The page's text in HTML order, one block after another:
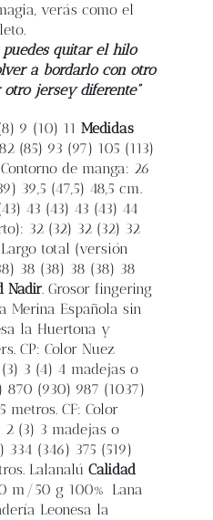
verás como el
puedes quitar el hilo
a bordarlo con otro
jersey diferente”
9 (10) 11 Medidas
(85) 93 (97) 105 (113)
de manga: 26
39,5 (47,5) 48,5 cm.
43 (43) 43 (43) 44
32 (32) 32 (32) 32
total (versión
38 (38) 38 (38) 38
Nadir. Grosor fingering
Española sin
la Huertona y
CP: Color Nuez
3 (4) 4 madejas o
870 (930) 987 (1037)
metros. CF: Color
2 (3) 3 madejas o
(346) 375 (519)
Lalanalú Calidad
m/50 g 100% Lana
Leonesa la